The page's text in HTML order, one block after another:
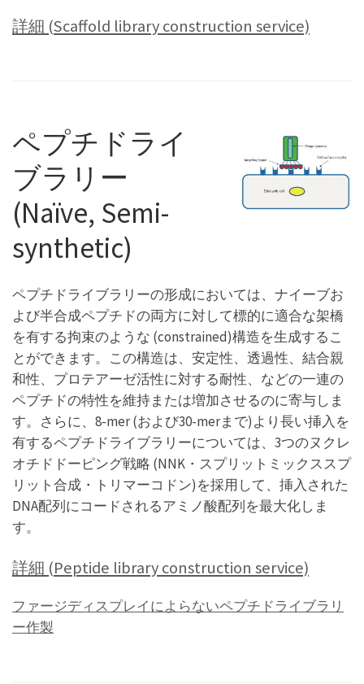
詳細 (Scaffold library construction service)
ペプチドライ
ブラリー
(Naïve, Semi-
synthetic)
ペプチドライブラリーの形成においては、ナイーブお
よび半合成ペプチドの両方に対して標的に適合な架橋
を有する拘束のような (constrained)構造を生成するこ
とができます。この構造は、安定性、透過性、結合親
和性、プロテアーゼ活性に対する耐性、などの一連の
ペプチドの特性を維持または増加させるのに寄与しま
す。さらに、8-mer (および30-merまで)より長い挿入を
有するペプチドライブラリーについては、3つのヌクレ
オチドドーピング戦略 (NNK・スプリットミックススプ
リット合成・トリマーコドン)を採用して、挿入された
DNA配列にコードされるアミノ酸配列を最大化しま
す。
詳細 (Peptide library construction service)
ファージディスプレイによらないペプチドライブラリ
ー作製